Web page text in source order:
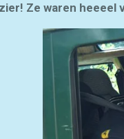
Ze waren